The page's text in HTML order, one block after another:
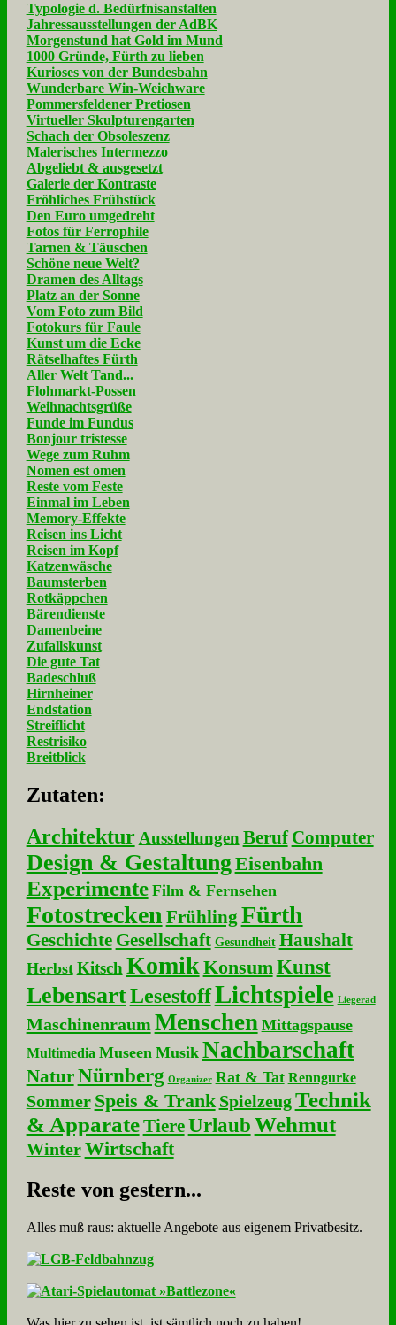
Typologie d. Bedürfnisanstalten
Jahressausstellungen der AdBK
Morgenstund hat Gold im Mund
1000 Gründe, Fürth zu lieben
Kurioses von der Bundesbahn
Wunderbare Win-Weichware
Pommersfeldener Pretiosen
Virtueller Skulpturengarten
Schach der Obsoleszenz
Malerisches Intermezzo
Abgeliebt & ausgesetzt
Galerie der Kontraste
Fröhliches Frühstück
Den Euro umgedreht
Fotos für Ferrophile
Tarnen & Täuschen
Schöne neue Welt?
Dramen des Alltags
Platz an der Sonne
Vom Foto zum Bild
Fotokurs für Faule
Kunst um die Ecke
Rätselhaftes Fürth
Aller Welt Tand...
Flohmarkt-Possen
Weihnachtsgrüße
Funde im Fundus
Bonjour tristesse
Wege zum Ruhm
Nomen est omen
Reste vom Feste
Einmal im Leben
Memory-Effekte
Reisen ins Licht
Reisen im Kopf
Katzenwäsche
Baumsterben
Rotkäppchen
Bärendienste
Damenbeine
Zufallskunst
Die gute Tat
Badeschluß
Hirnheiner
Endstation
Streiflicht
Restrisiko
Breitblick
Zu­ta­ten:
Architektur Ausstellungen Beruf Computer
Design & GestaltungEisenbahn
Experimente Film & Fernsehen
Fotostrecken Frühling Fürth
Geschichte Gesellschaft Gesundheit Haushalt
Herbst Kitsch Komik KonsumKunst
LebensartLesestoffLichtspiele Liegerad
Maschinenraum Menschen Mittagspause
Multimedia Museen Musik Nachbarschaft
NaturNürnberg Organizer Rat & Tat Renngurke
Sommer Speis & Trank Spielzeug Technik
& Apparate Tiere UrlaubWehmut
Winter Wirtschaft
Re­ste von ge­stern...
Alles muß raus: aktuelle An­ge­bo­te aus eigenem Privatbesitz.